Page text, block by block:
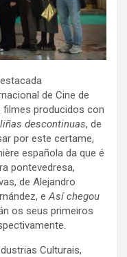
de Cine de
filmes producidos con
descontinuas, de
por este certame,
española da que é
pontevedresa,
de Alejandro
eAsí chegou
os seus primeiros
Culturais,